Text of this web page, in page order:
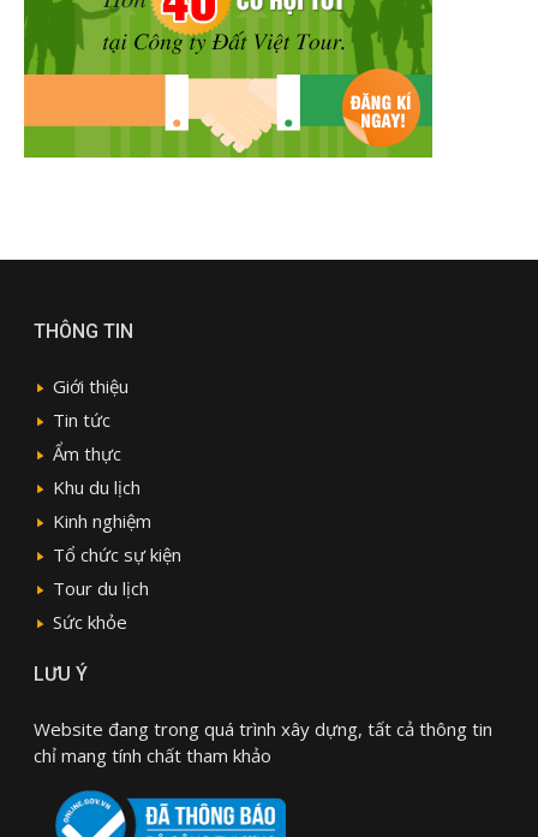
THÔNG TIN
Giới thiệu
Tin tức
Ẩm thực
Khu du lịch
Kinh nghiệm
Tổ chức sự kiện
Tour du lịch
Sức khỏe
LƯU Ý
Website đang trong quá trình xây dựng, tất cả thông tin
chỉ mang tính chất tham khảo